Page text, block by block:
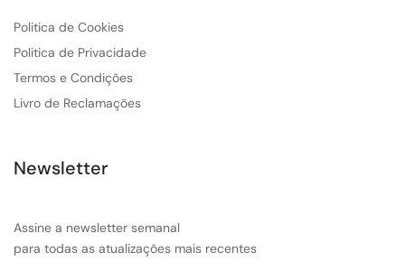
Politica de Cookies
Politica de Privacidade
Termos e Condições
Livro de Reclamações
Newsletter
Assine a newsletter semanal
para todas as atualizações mais recentes